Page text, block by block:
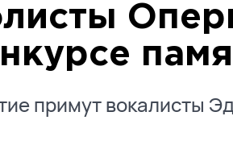
примут вокалисты